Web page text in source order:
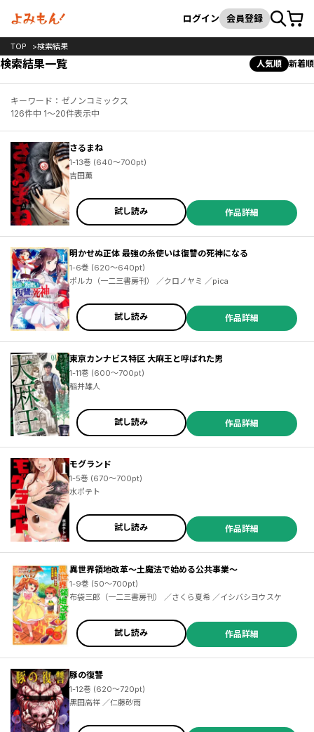
検索
ログイン 会員登録カート
TOP 検索結果
検索結果一覧 人気順 新着順
キーワード：ゼノンコミックス
126件中 1～20件表示中
さるまね
1-13巻 (640～700pt)
吉田薫
試し読み 作品詳細
明かせぬ正体 最強の糸使いは復讐の死神になる
1-6巻 (620～640pt)
ポルカ（一二三書房刊） ／クロノヤミ ／pica
試し読み 作品詳細
東京カンナビス特区 大麻王と呼ばれた男
1-11巻 (600～700pt)
稲井雄人
試し読み 作品詳細
モグランド
1-5巻 (670～700pt)
水ポテト
試し読み 作品詳細
異世界領地改革～土魔法で始める公共事業～
1-9巻 (50～700pt)
布袋三郎（一二三書房刊） ／さくら夏希 ／イシバシヨウスケ
試し読み 作品詳細
豚の復讐
1-12巻 (620～720pt)
黒田高祥 ／仁藤砂雨